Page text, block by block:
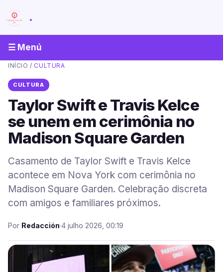
.
☰ Menú
INÍCIO / CULTURA
CULTURA
Taylor Swift e Travis Kelce
se unem em cerimônia no
Madison Square Garden
Casamento de Taylor Swift e Travis Kelce
acontece em Nova York com cerimônia no
Madison Square Garden. Celebração discreta
com amigos e familiares próximos.
Por Redacción·4 julho 2026, 00:19